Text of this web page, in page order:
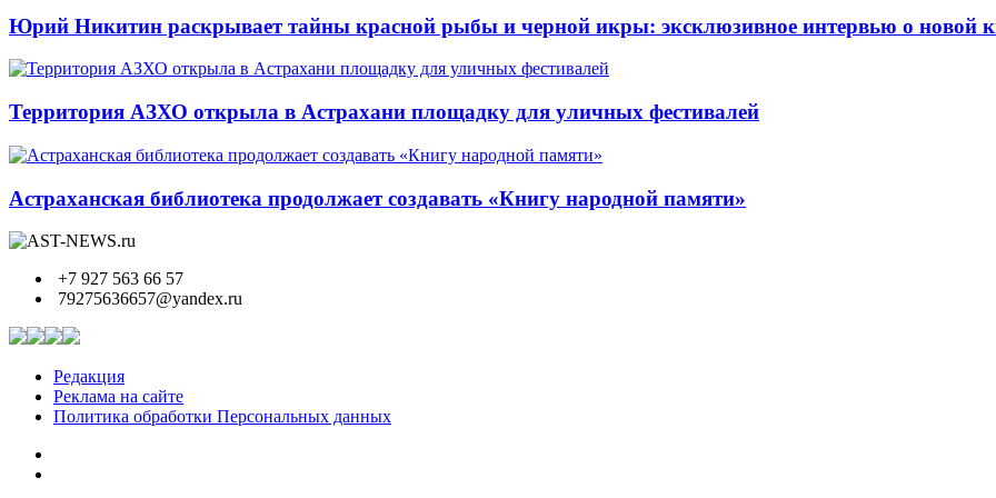
Юрий Никитин раскрывает тайны красной рыбы и черной икры: эксклюзивное интервью о новой
Территория АЗХО открыла в Астрахани площадку для уличных фестивалей
Астраханская библиотека продолжает создавать «Книгу народной памяти»
+7 927 563 66 57
79275636657@yandex.ru
Редакция
Реклама на сайте
Политика обработки Персональных данных